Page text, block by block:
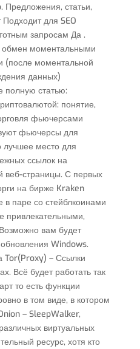
статьи,
для SEO
запросам Да .
обмен моментальными
моментальной
данных)
полную статью:
понятие,
фьючерсами
фьючерсы для
лучшее место для
ссылок на
веб-страницы. С первых
на бирже Kraken
в паре со стейблкоинами
привлекательными,
вам будет
Windows.
Tor(Proxy) – Ссылки
Всё будет работать так
то есть функции
в том виде, в котором
– SleepWalker,
виртуальных
ресурс, хотя кто